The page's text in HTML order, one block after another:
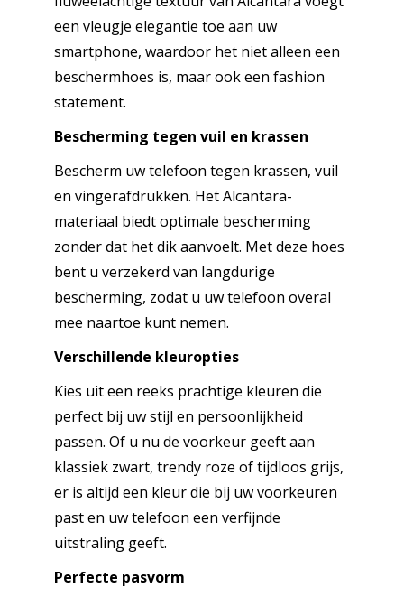
een vleugje elegantie toe aan uw
smartphone, waardoor het niet alleen een
beschermhoes is, maar ook een fashion
statement.
Bescherming tegen vuil en krassen
Bescherm uw telefoon tegen krassen, vuil
en vingerafdrukken. Het Alcantara-
materiaal biedt optimale bescherming
zonder dat het dik aanvoelt. Met deze hoes
bent u verzekerd van langdurige
bescherming, zodat u uw telefoon overal
mee naartoe kunt nemen.
Verschillende kleuropties
Kies uit een reeks prachtige kleuren die
perfect bij uw stijl en persoonlijkheid
passen. Of u nu de voorkeur geeft aan
klassiek zwart, trendy roze of tijdloos grijs,
er is altijd een kleur die bij uw voorkeuren
past en uw telefoon een verfijnde
uitstraling geeft.
Perfecte pasvorm